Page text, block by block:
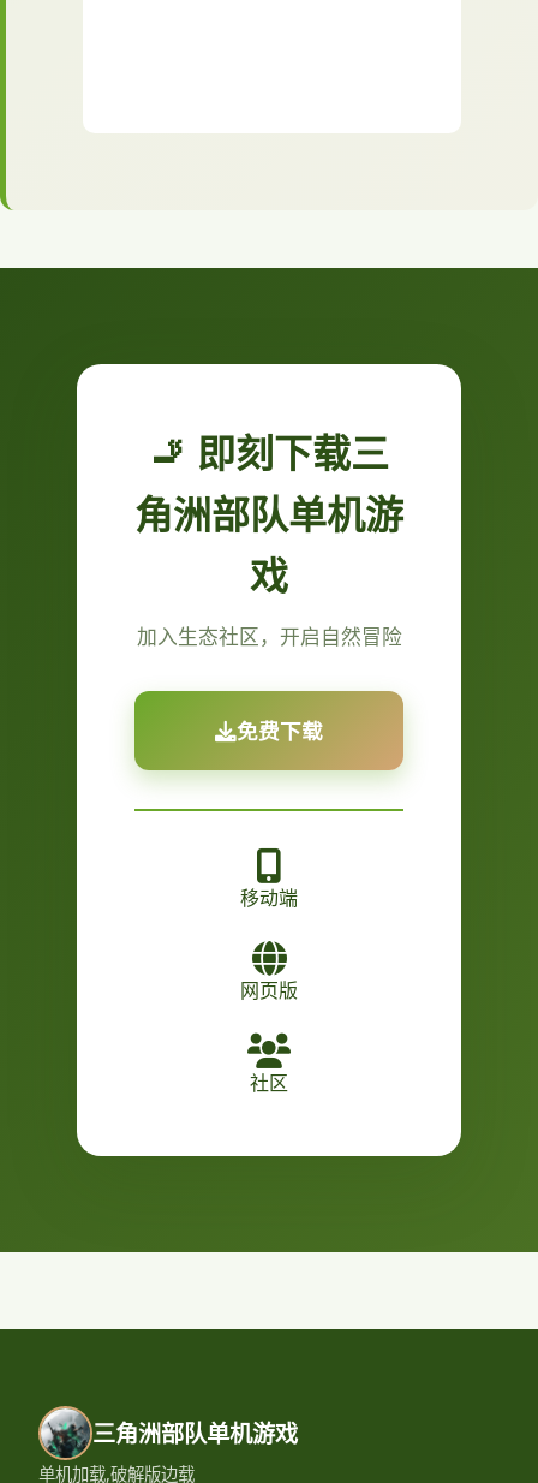
🚬 即刻下载三
角洲部队单机游
戏
加入生态社区，开启自然冒险
免费下载
移动端
网页版
社区
三角洲部队单机游戏
单机加载,破解版边载